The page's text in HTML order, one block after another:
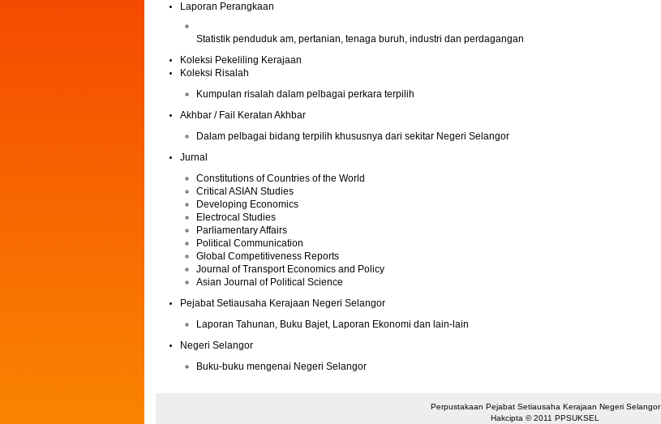
Laporan Perangkaan
Statistik penduduk am, pertanian, tenaga buruh, industri dan perdagangan
Koleksi Pekeliling Kerajaan
Koleksi Risalah
Kumpulan risalah dalam pelbagai perkara terpilih
Akhbar / Fail Keratan Akhbar
Dalam pelbagai bidang terpilih khususnya dari sekitar Negeri Selangor
Jurnal
Constitutions of Countries of the World
Critical ASIAN Studies
Developing Economics
Electrocal Studies
Parliamentary Affairs
Political Communication
Global Competitiveness Reports
Journal of Transport Economics and Policy
Asian Journal of Political Science
Pejabat Setiausaha Kerajaan Negeri Selangor
Laporan Tahunan, Buku Bajet, Laporan Ekonomi dan lain-lain
Negeri Selangor
Buku-buku mengenai Negeri Selangor
Perpustakaan Pejabat Setiausaha Kerajaan Negeri Selangor
Hakcipta © 2011 PPSUKSEL